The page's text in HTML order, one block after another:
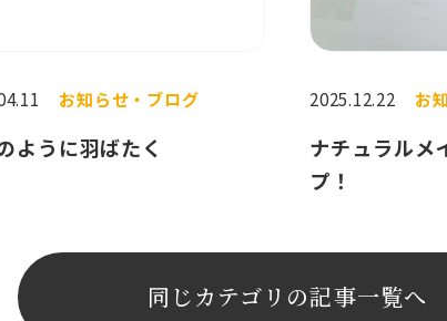
お知らせ・ブログ
ように羽ばたく
2025.12.22 お
ナチュラルメ
プ！
同じカテゴリの記事⼀覧へ